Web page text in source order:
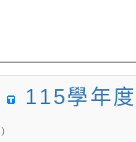
115學年
)